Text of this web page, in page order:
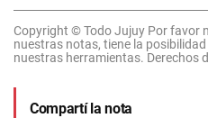
Copyright © Todo Jujuy Por favor
nuestras notas, tiene la
nuestras herramientas. Derechos
Compartí la nota